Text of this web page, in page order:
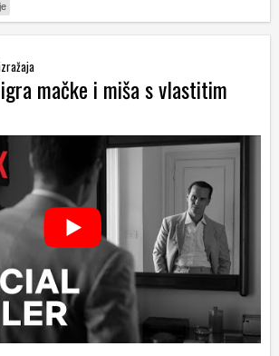
mačke i miša s vlastitim